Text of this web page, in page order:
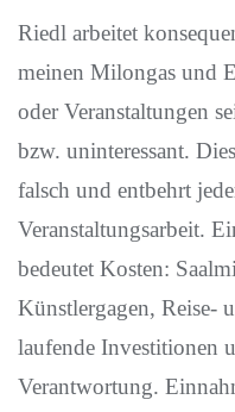
Riedl arbeitet
meinen Milongas und
oder Veranstaltungen
bzw. uninteressant.
falsch und entbehrt
Veranstaltungsarbeit.
bedeutet Kosten:
Künstlergagen, Reise-
laufende Investitionen
Verantwortung.